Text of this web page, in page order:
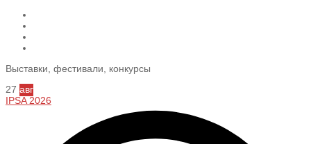
Выставки, фестивали, конкурсы
27 авг
IPSA 2026